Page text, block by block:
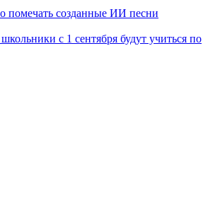
помечать созданные ИИ песни
с 1 сентября будут учиться по